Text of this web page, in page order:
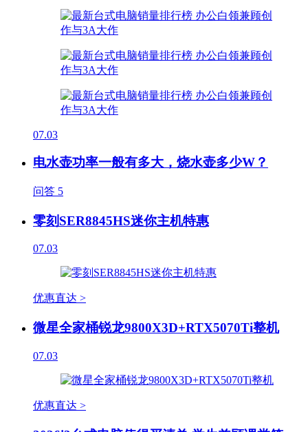
07.03
电水壶功率一般有多大，烧水壶多少W？
问答 5
零刻SER8845HS迷你主机特惠
07.03
优惠直达 >
微星全家桶锐龙9800X3D+RTX5070Ti整机
07.03
优惠直达 >